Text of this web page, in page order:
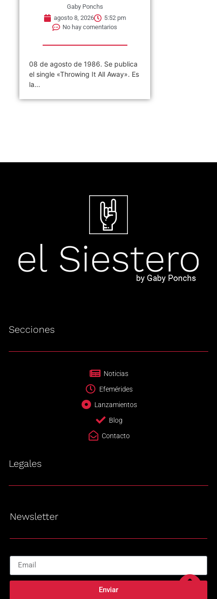
Gaby Ponchs
agosto 8, 2026
5:52 pm
No hay comentarios
08 de agosto de 1986. Se publica
el single «Throwing It All Away». Es
la...
Secciones
Noticias
Efemérides
Lanzamientos
Blog
Contacto
Legales
Newsletter
Enviar